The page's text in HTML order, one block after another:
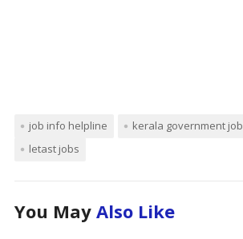
job info helpline kerala government job
letast jobs
You May Also Like